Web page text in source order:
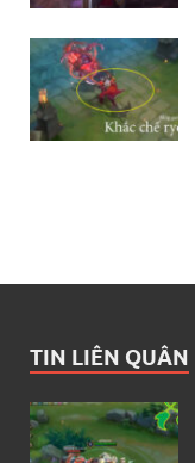
TIN LIÊN QUÂN